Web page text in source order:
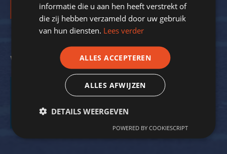
Inschrijven
Volg ons op social media
informatie die u aan hen heeft verstrekt of
die zij hebben verzameld door uw gebruik
van hun diensten. Lees verder
ALLES ACCEPTEREN
ALLES AFWIJZEN
DETAILS WEERGEVEN
POWERED BY COOKIESCRIPT